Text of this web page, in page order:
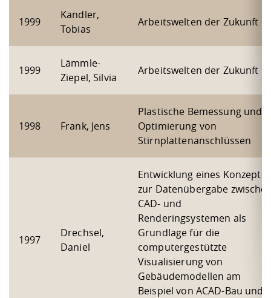
1999
Kandler,
Tobias
Arbeitswelten der Zukunft
1999
Lämmle-
Ziepel, Silvia
Arbeitswelten der Zukunft
1998 Frank, Jens
Plastische Bemessung und
Optimierung von
Stirnplattenanschlüssen
1997
Drechsel,
Daniel
Entwicklung eines Konzeptes
zur Datenübergabe
CAD- und
Renderingsystemen als
Grundlage für die
computergestützte
Visualisierung von
Gebäudemodellen am
Beispiel von ACAD-Bau und